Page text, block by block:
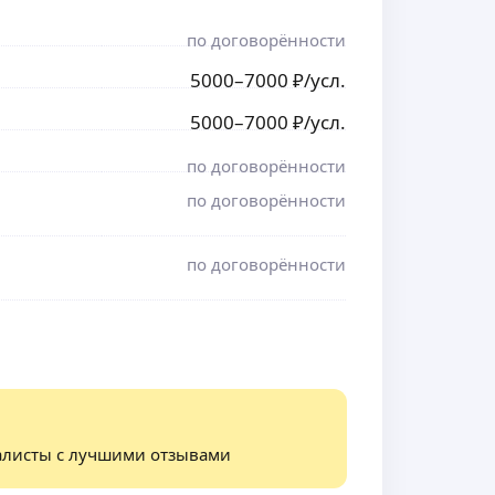
по договорённости
5000–7000 ₽/усл.
5000–7000 ₽/усл.
по договорённости
по договорённости
по договорённости
с лучшими отзывами